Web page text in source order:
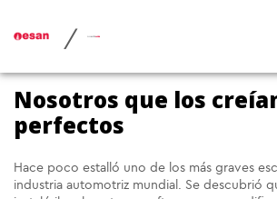
/
Nosotros que los
perfectos
Hace poco estalló uno de los más graves
industria automotriz mundial. Se descubrió